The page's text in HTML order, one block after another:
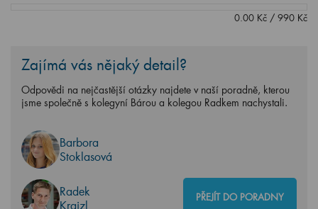
0.00 Kč / 990 Kč
Zajímá vás nějaký detail?
Odpovědi na nejčastější otázky najdete v naší poradně, kterou
jsme společně s kolegyní Bárou a kolegou Radkem nachystali.
Barbora
Stoklasová
Radek
Krajzl
PŘEJÍT DO PORADNY